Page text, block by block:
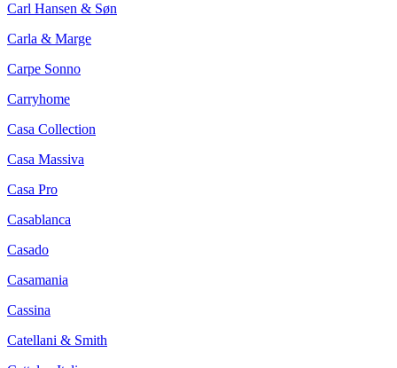
Carl Hansen & Søn
Carla & Marge
Carpe Sonno
Carryhome
Casa Collection
Casa Massiva
Casa Pro
Casablanca
Casado
Casamania
Cassina
Catellani & Smith